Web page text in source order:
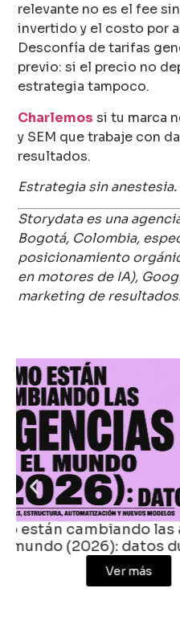
relevante no es el fee
invertido y el costo por
Desconfía de tarifas
previo: si el precio no
estrategia tampoco.
Charlemos si tu marca
y SEM que trabaje con
resultados.
Estrategia sin anestesia.
Storydata es una
Bogotá, Colombia,
posicionamiento
en motores de IA),
marketing de
Agencias digitales
inversión, se